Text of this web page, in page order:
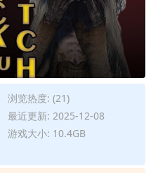
浏览热度: (21)
最近更新: 2025-12-08
游戏大小: 10.4GB